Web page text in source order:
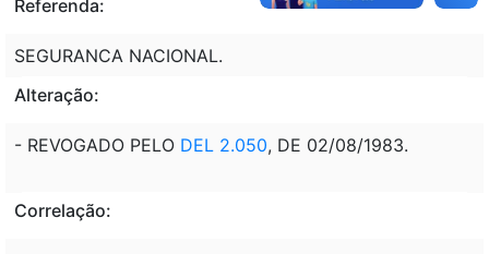
Referenda:
SEGURANCA NACIONAL.
Alteração:
- REVOGADO PELO DEL 2.050, DE 02/08/1983.
Correlação: